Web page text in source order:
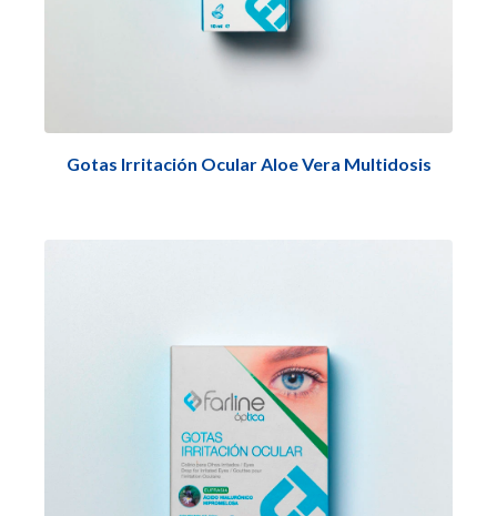
Gotas Irritación Ocular Aloe Vera Multidosis